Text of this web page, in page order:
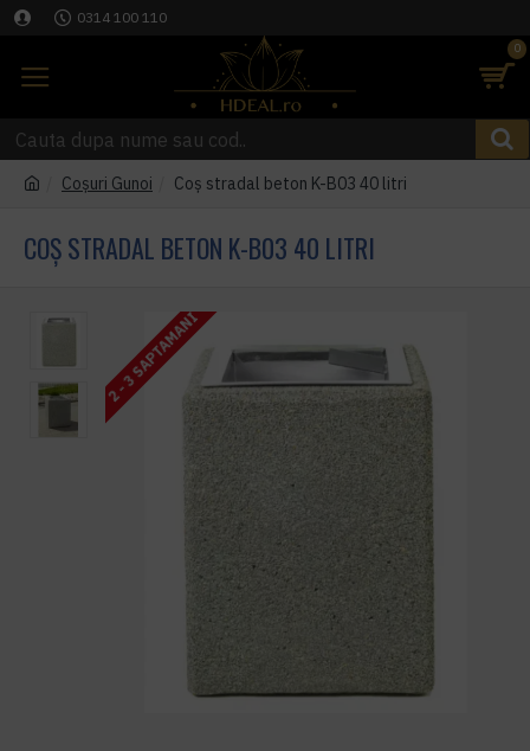
0314 100 110
0
Coşuri Gunoi Coș stradal beton K-B03 40 litri
COȘ STRADAL BETON K-B03 40 LITRI
2 - 3 SAPTAMANI